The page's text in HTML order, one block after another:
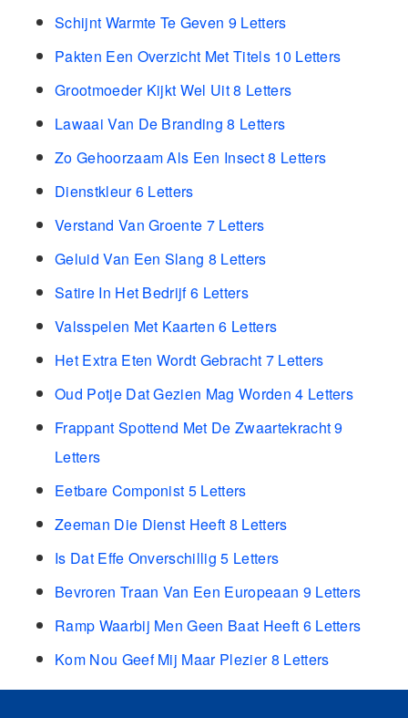
Schijnt Warmte Te Geven 9 Letters
Pakten Een Overzicht Met Titels 10 Letters
Grootmoeder Kijkt Wel Uit 8 Letters
Lawaai Van De Branding 8 Letters
Zo Gehoorzaam Als Een Insect 8 Letters
Dienstkleur 6 Letters
Verstand Van Groente 7 Letters
Geluid Van Een Slang 8 Letters
Satire In Het Bedrijf 6 Letters
Valsspelen Met Kaarten 6 Letters
Het Extra Eten Wordt Gebracht 7 Letters
Oud Potje Dat Gezien Mag Worden 4 Letters
Frappant Spottend Met De Zwaartekracht 9
Letters
Eetbare Componist 5 Letters
Zeeman Die Dienst Heeft 8 Letters
Is Dat Effe Onverschillig 5 Letters
Bevroren Traan Van Een Europeaan 9 Letters
Ramp Waarbij Men Geen Baat Heeft 6 Letters
Kom Nou Geef Mij Maar Plezier 8 Letters